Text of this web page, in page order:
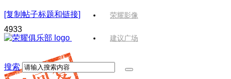
荣耀影像
建议广场
搜索
[复制帖子标题和链接]
4933